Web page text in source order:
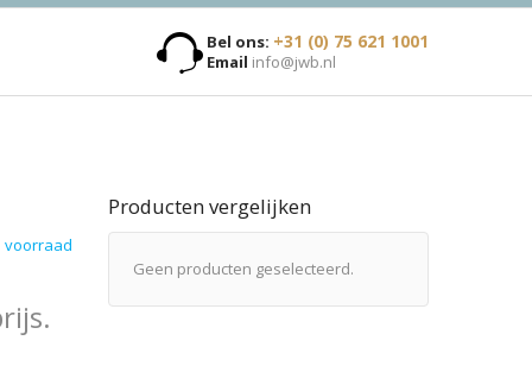
Bel ons: +31 (0) 75 621 1001
Email info@jwb.nl
voorraad
Producten vergelijken
Geen producten geselecteerd.